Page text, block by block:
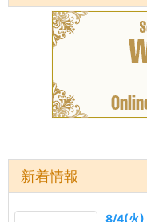
新着情報
8/4(火)